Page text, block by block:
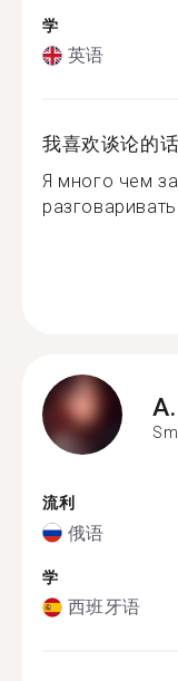
学
英语
我喜欢谈论的
Я много чем
A.
流利
俄语
学
西班牙语